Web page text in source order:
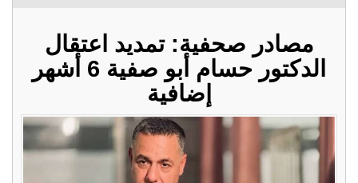
مصادر صحفية: تمديد اعتقال
الدكتور حسام أبو صفية 6 أشهر
إضافية